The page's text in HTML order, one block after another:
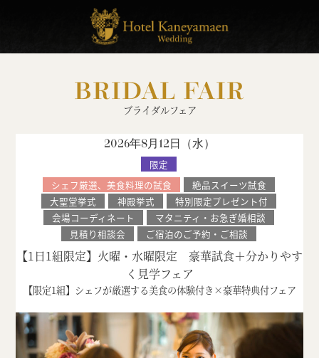
BRIDAL FAIR
ブライダルフェア
2026年8月12日（水）
限定
シェフ厳選、美食料理の試食
絶品スイーツ試食
大聖堂挙式
神殿挙式
特別限定プレゼント付
会場コーディネート
マタニティ・お急ぎ婚相談
見積り相談会
ご宿泊のご予約・ご相談
【1日1組限定】火曜・水曜限定 豪華試食＋分かりやす
く見学フェア
【限定1組】シェフが厳選する美食の体験付き×豪華特典付フェア